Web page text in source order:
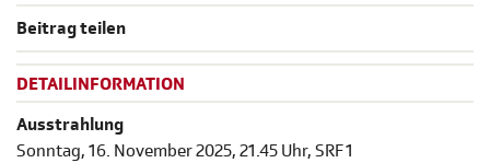
Beitrag teilen
DETAILINFORMATION
Ausstrahlung
Sonntag, 16. November 2025, 21.45 Uhr, SRF 1